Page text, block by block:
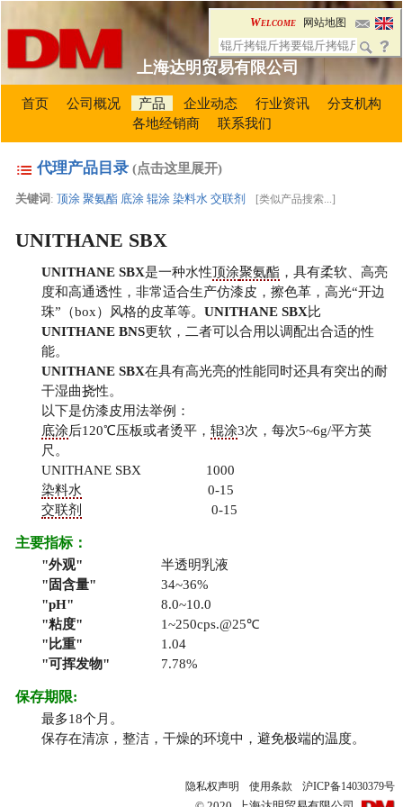
上海达明贸易有限公司
Welcome 网站地图
首页 公司概况 产品 企业动态 行业资讯
分支机构
各地经销商
联系我们
代理产品目录 (点击这里展开)
关键词 :顶涂 聚氨酯 底涂 辊涂 染料水 交联剂 [类似产品搜索...]
UNITHANE SBX
UNITHANE SBX是一种水性顶涂聚氨酯 ，具有柔软、高亮
度和高通透性，非常适合生产仿漆皮，擦色革，高光“开边
珠”（box）风格的皮革等。UNITHANE SBX比
UNITHANE BNS更软，二者可以合用以调配出合适的性
能。
UNITHANE SBX在具有高光亮的性能同时还具有突出的耐
干湿曲挠性。
以下是仿漆皮用法举例：
底涂后120℃压板或者烫平，辊涂3次，每次5~6g/平方英
尺。
UNITHANE SBX 1000
染料水 0-15
交联剂
0-15
主要指标：
外观
半透明乳液
固含量
34~36%
pH
8.0~10.0
粘度
1~250cps.@25℃
比重
1.04
可挥发物
7.78%
保存期限:
最多18个月。
保存在清凉，整洁，干燥的环境中，避免极端的温度。
隐私权声明 使用条款 沪ICP备14030379号